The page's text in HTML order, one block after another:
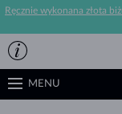
Ręcznie wykonana złota
MENU